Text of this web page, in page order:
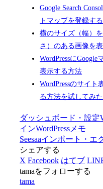
Google Search
トマップを登録す
横のサイズ（幅）
さ）のある画像を
WordPressに
表示する方法
WordPressのサイト
る方法を試してみた
ダッシュボード・設定
インWordPressメモ
Seesaaインポート・エ
シェアする
X Facebook はてブ
tamaをフォローする
tama